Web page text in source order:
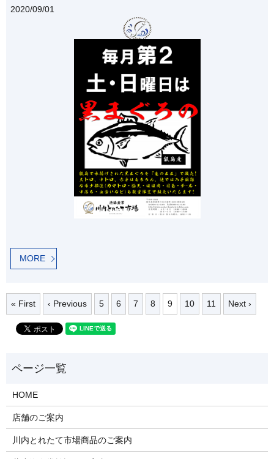
2020/09/01
MORE
« First ‹ Previous 5 6 7 8 9 10 11 Next ›
HOME
店舗のご案内
川内とれたて市場商品のご案内